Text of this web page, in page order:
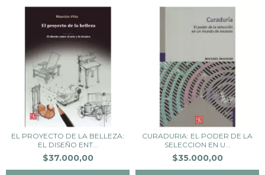
EL PROYECTO DE LA BELLEZA:
EL DISEÑO ENT...
$37.000,00
CURADURIA: EL PODER DE LA
SELECCION EN U...
$35.000,00